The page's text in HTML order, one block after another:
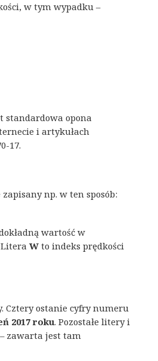
w tym wypadku –
standardowa opona
i artykułach
17.
np. w ten sposób:
wartość w
W to indeks prędkości
Cztery ostanie cyfry numeru
2017 roku. Pozostałe litery i
– zawarta jest tam